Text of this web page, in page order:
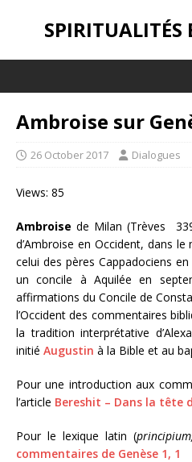
SPIRITUALITÉS
Ambroise sur
26 October 2017 Dialogues
Views: 85
Ambroise de Milan (Trèves
d’Ambroise en Occident, dans
celui des pères Cappadociens
un concile à Aquilée en
affirmations du Concile de
l’Occident des commentaires
la tradition interprétative
initié Augustin à la Bible et au
Pour une introduction aux
l’article Bereshit – Dans la tête
Pour le lexique latin (
commentaires de Genèse 1, 1